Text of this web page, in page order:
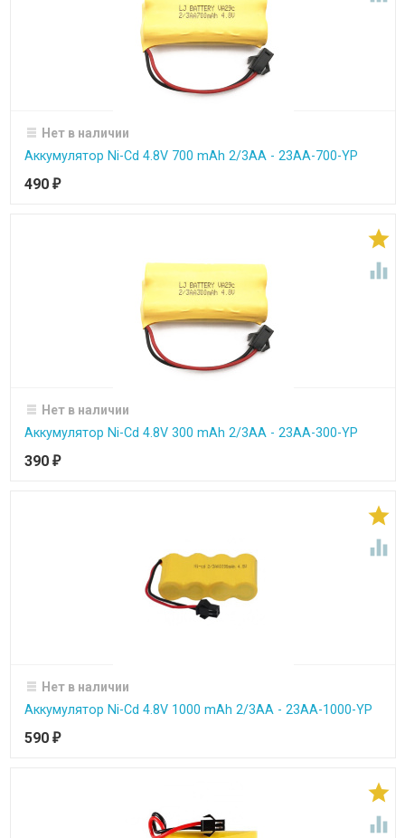
Нет в наличии
Аккумулятор Ni-Cd 4.8V 700 mAh 2/3AA - 23AA-700-YP
490 ₽


Нет в наличии
Аккумулятор Ni-Cd 4.8V 300 mAh 2/3AA - 23AA-300-YP
390 ₽


Нет в наличии
Аккумулятор Ni-Cd 4.8V 1000 mAh 2/3AA - 23AA-1000-YP
590 ₽

